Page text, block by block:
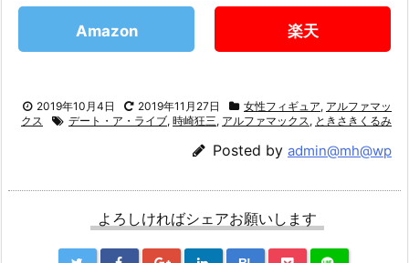
Amazon 楽天
2019年10月4日 2019年11月27日 女性フィギュア, アルファマッ
クス
デート・ア・ライブ, 時崎狂三, アルファマックス, ときさきくるみ
Posted by admin@mh@wp
よろしければシェアお願いします